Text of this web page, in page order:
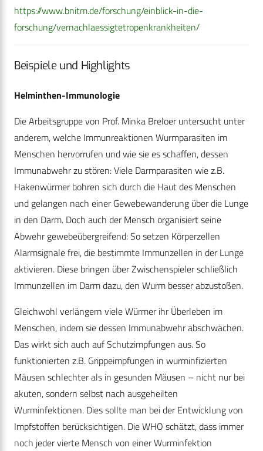
https://www.bnitm.de/forschung/einblick-in-die-
forschung/vernachlaessigtetropenkrankheiten/
Beispiele und Highlights
Helminthen-Immunologie
Die Arbeitsgruppe von Prof. Minka Breloer untersucht unter
anderem, welche Immunreaktionen Wurmparasiten im
Menschen hervorrufen und wie sie es schaffen, dessen
Immunabwehr zu stören: Viele Darmparasiten wie z.B.
Hakenwürmer bohren sich durch die Haut des Menschen
und gelangen nach einer Gewebewanderung über die Lunge
in den Darm. Doch auch der Mensch organisiert seine
Abwehr gewebeübergreifend: So setzen Körperzellen
Alarmsignale frei, die bestimmte Immunzellen in der Lunge
aktivieren. Diese bringen über Zwischenspieler schließlich
Immunzellen im Darm dazu, den Wurm besser abzustoßen.
Gleichwohl verlängern viele Würmer ihr Überleben im
Menschen, indem sie dessen Immunabwehr abschwächen.
Das wirkt sich auch auf Schutzimpfungen aus. So
funktionierten z.B. Grippeimpfungen in wurminfizierten
Mäusen schlechter als in gesunden Mäusen – nicht nur bei
akuten, sondern selbst nach ausgeheilten
Wurminfektionen. Dies sollte man bei der Entwicklung von
Impfstoffen berücksichtigen. Die WHO schätzt, dass immer
noch jeder vierte Mensch von einer Wurminfektion